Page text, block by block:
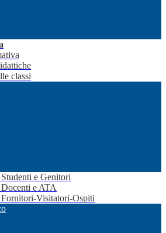
classi
e Genitori
e ATA
Visitatori-Ospiti